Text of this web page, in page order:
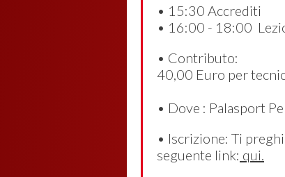
• 15:30 Accrediti
• 16:00 - 18:00
• Contributo:
40,00 Euro per
• Dove : Palasport
• Iscrizione: Ti
seguente link: qui.